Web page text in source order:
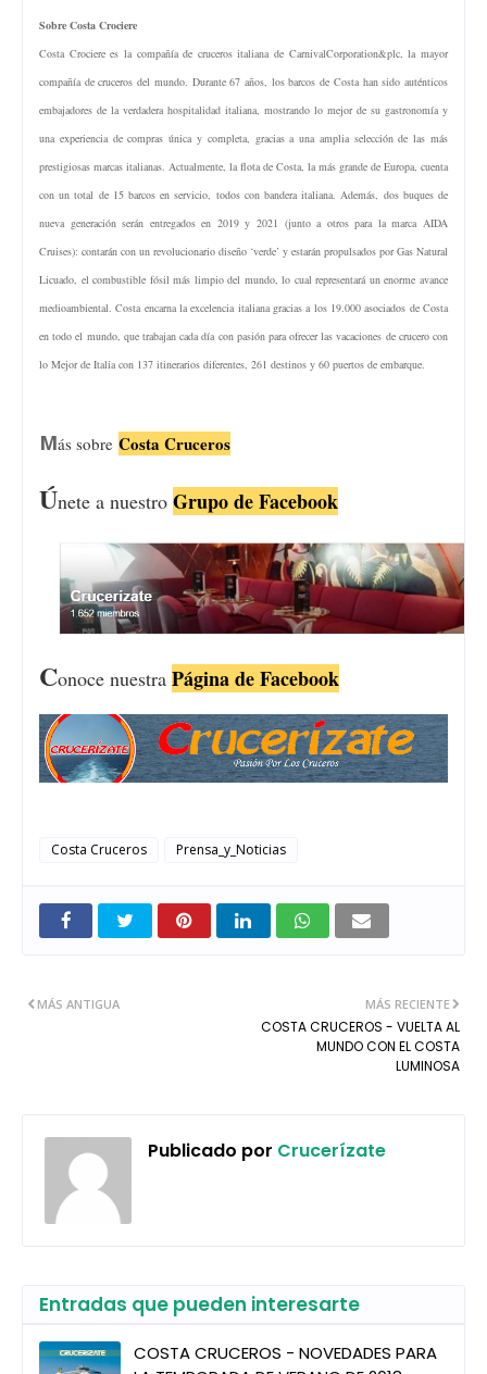
Sobre Costa Crociere
Costa Crociere es la compañía de cruceros italiana de CarnivalCorporation&plc, la mayor
compañía de cruceros del mundo. Durante 67 años, los barcos de Costa han sido auténticos
embajadores de la verdadera hospitalidad italiana, mostrando lo mejor de su gastronomía y
una experiencia de compras única y completa, gracias a una amplia selección de las más
prestigiosas marcas italianas. Actualmente, la flota de Costa, la más grande de Europa, cuenta
con un total de 15 barcos en servicio, todos con bandera italiana. Además, dos buques de
nueva generación serán entregados en 2019 y 2021 (junto a otros para la marca AIDA
Cruises): contarán con un revolucionario diseño ‘verde’ y estarán propulsados por Gas Natural
Licuado, el combustible fósil más limpio del mundo, lo cual representará un enorme avance
medioambiental. Costa encarna la excelencia italiana gracias a los 19.000 asociados de Costa
en todo el mundo, que trabajan cada día con pasión para ofrecer las vacaciones de crucero con
lo Mejor de Italia con 137 itinerarios diferentes, 261 destinos y 60 puertos de embarque.
Más sobre Costa Cruceros
Únete a nuestro Grupo de Facebook
Conoce nuestra Página de Facebook
Costa Cruceros Prensa_y_Noticias
MÁS RECIENTE
COSTA CRUCEROS - VUELTA AL
MUNDO CON EL COSTA
LUMINOSA
MÁS ANTIGUA
Publicado por Crucerízate
Entradas que pueden interesarte
COSTA CRUCEROS - NOVEDADES PARA